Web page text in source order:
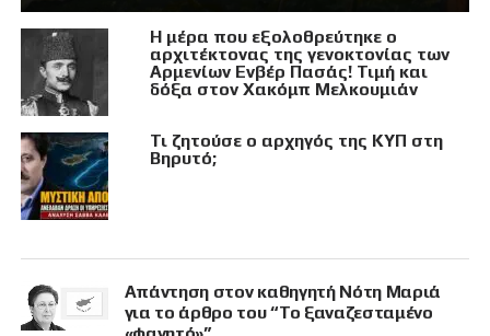
Η μέρα που εξολοθρεύτηκε ο
αρχιτέκτονας της γενοκτονίας των
Αρμενίων Ενβέρ Πασάς! Τιμή και
δόξα στον Χακόμπ Μελκουμιάν
Τι ζητούσε ο αρχηγός της ΚΥΠ στη
Βηρυτό;
Απάντηση στον καθηγητή Νότη Μαριά
για το άρθρο του “Το ξαναζεσταμένο